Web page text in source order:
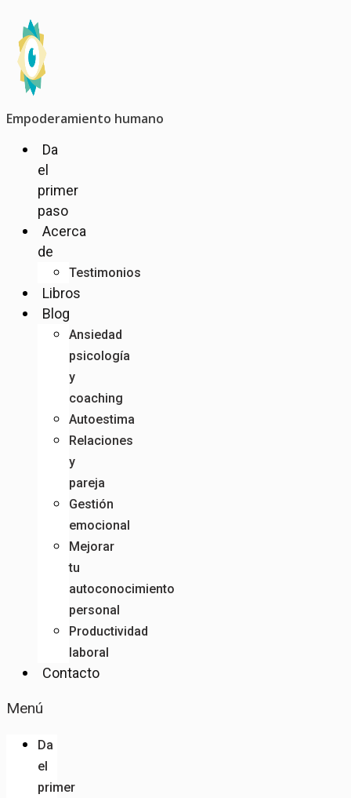
contenido
Empoderamiento humano
Da
el
primer
paso
Acerca
de
Testimonios
Libros
Blog
Ansiedad
psicología
y
coaching
Autoestima
Relaciones
y
pareja
Gestión
emocional
Mejorar
tu
autoconocimiento
personal
Productividad
laboral
Contacto
Menú
Da
el
primer